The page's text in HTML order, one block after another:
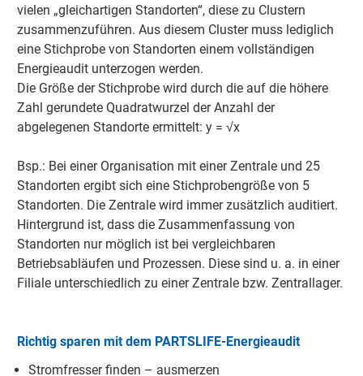
vielen „gleichartigen Standorten“, diese zu Clustern
zusammenzuführen. Aus diesem Cluster muss lediglich
eine Stichprobe von Standorten einem vollständigen
Energieaudit unterzogen werden.
Die Größe der Stichprobe wird durch die auf die höhere
Zahl gerundete Quadratwurzel der Anzahl der
abgelegenen Standorte ermittelt: y = √x
Bsp.: Bei einer Organisation mit einer Zentrale und 25
Standorten ergibt sich eine Stichprobengröße von 5
Standorten. Die Zentrale wird immer zusätzlich auditiert.
Hintergrund ist, dass die Zusammenfassung von
Standorten nur möglich ist bei vergleichbaren
Betriebsabläufen und Prozessen. Diese sind u. a. in einer
Filiale unterschiedlich zu einer Zentrale bzw. Zentrallager.
Richtig sparen mit dem PARTSLIFE-Energieaudit
Stromfresser finden – ausmerzen